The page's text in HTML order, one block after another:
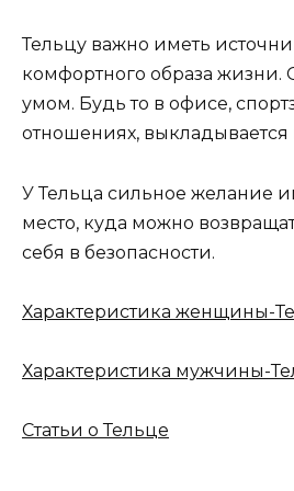
Тельцу важно иметь
комфортного образа жизни.
умом. Будь то в офисе,
отношениях, выкладывается
У Тельца сильное желание
место, куда можно
себя в безопасности.
Характеристика женщины-
Характеристика мужчины-
Статьи о Тельце